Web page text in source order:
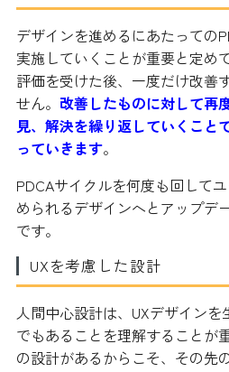
デザインを進めるにあたっての
実施していくことが重要と定め
評価を受けた後、一度だけ改善
せん。 改善したものに対して再
見、解決を繰り返していくこと
っていきます。
PDCAサイクルを何度も回して
められるデザインへとアップデ
です。
UXを考慮した設計
人間中心設計は、UXデザイン
でもあることを理解することが
の設計があるからこそ、その先